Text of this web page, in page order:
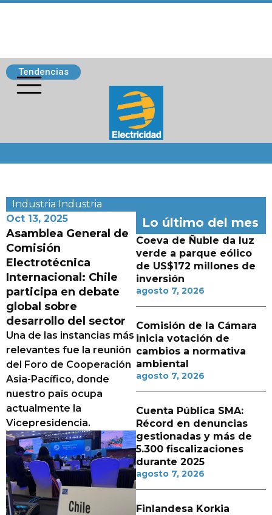
Tendencias
Industria Industria
Oct 13, 2025
Asamblea General de
Comisión
Electrotécnica
Internacional: Chile
participa en debate
global sobre
desarrollo del sector
Una de las instancias más
relevantes fue la reunión
del Foro de Cooperación
Asia-Pacífico, donde
nuestro país ocupa
actualmente la
Vicepresidencia.
Lo último del mes
Coeva de Ñuble da luz
verde a parque eólico
de US$172 millones de
inversión
agosto 7, 2026
Comisión de la Cámara
inicia votación de
cambios a normativa
ambiental
agosto 7, 2026
Cuenta Pública SMA:
Récord en denuncias
gestionadas y más de
5.300 fiscalizaciones
durante 2025
agosto 7, 2026
Finlandesa Korkia